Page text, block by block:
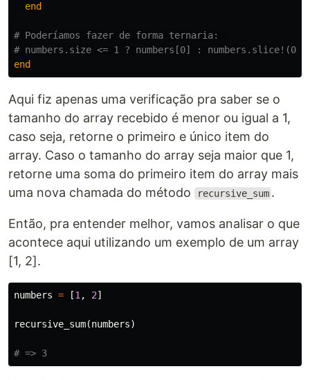
end
# Poderíamos fazer de forma ternaria:
# numbers.size <= 1 ? numbers[0] : numbers.slice!(0)
end
Aqui fiz apenas uma verificação pra saber se o
tamanho do array recebido é menor ou igual a 1,
caso seja, retorne o primeiro e único item do
array. Caso o tamanho do array seja maior que 1,
retorne uma soma do primeiro item do array mais
uma nova chamada do método
recursive_sum .
Então, pra entender melhor, vamos analisar o que
acontece aqui utilizando um exemplo de um array
[1, 2].
numbers = [1 , 2]
recursive_sum(numbers)
# => 3